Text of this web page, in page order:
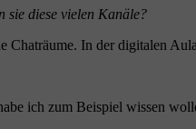
sie diese vielen Kanäle?
In der digitalen
ich zum Beispiel wissen